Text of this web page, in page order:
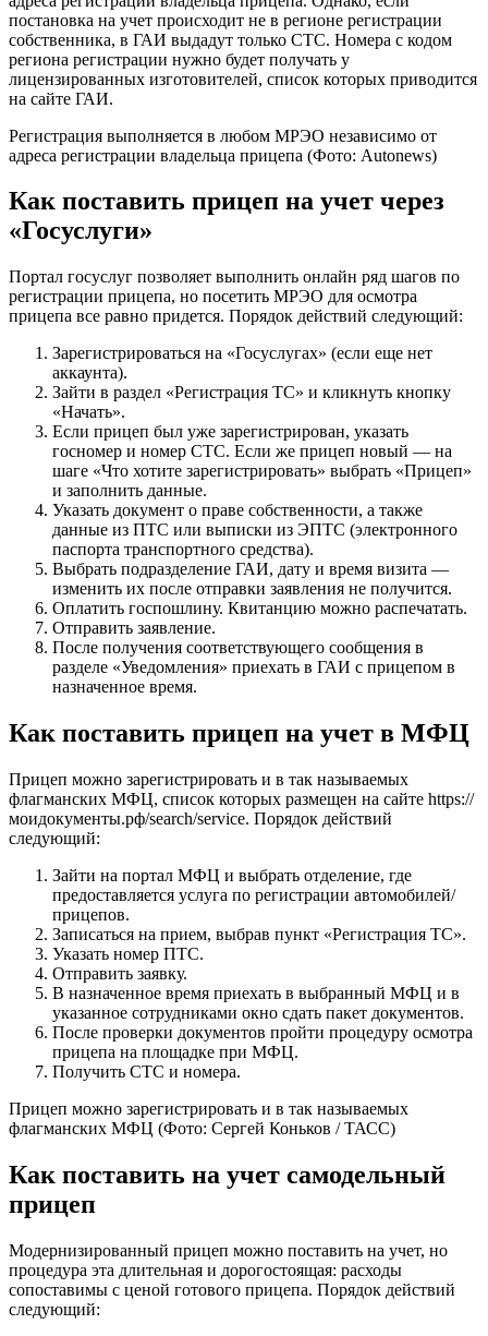
постановка на учет происходит не в регионе регистрации
собственника, в ГАИ выдадут только СТС. Номера с кодом
региона регистрации нужно будет получать у
лицензированных изготовителей, список которых приводится
на сайте ГАИ.
Регистрация выполняется в любом МРЭО независимо от
адреса регистрации владельца прицепа (Фото: Autonews)
Как поставить прицеп на учет через
«Госуслуги»
Портал госуслуг позволяет выполнить онлайн ряд шагов по
регистрации прицепа, но посетить МРЭО для осмотра
прицепа все равно придется. Порядок действий следующий:
Зарегистрироваться на «Госуслугах» (если еще нет
аккаунта).
Зайти в раздел «Регистрация ТС» и кликнуть кнопку
«Начать».
Если прицеп был уже зарегистрирован, указать
госномер и номер СТС. Если же прицеп новый — на
шаге «Что хотите зарегистрировать» выбрать «Прицеп»
и заполнить данные.
Указать документ о праве собственности, а также
данные из ПТС или выписки из ЭПТС (электронного
паспорта транспортного средства).
Выбрать подразделение ГАИ, дату и время визита —
изменить их после отправки заявления не получится.
Оплатить госпошлину. Квитанцию можно распечатать.
Отправить заявление.
После получения соответствующего сообщения в
разделе «Уведомления» приехать в ГАИ с прицепом в
назначенное время.
Как поставить прицеп на учет в МФЦ
Прицеп можно зарегистрировать и в так называемых
флагманских МФЦ, список которых размещен на сайте https://
моидокументы.рф/search/service. Порядок действий
следующий:
Зайти на портал МФЦ и выбрать отделение, где
предоставляется услуга по регистрации автомобилей/
прицепов.
Записаться на прием, выбрав пункт «Регистрация ТС».
Указать номер ПТС.
Отправить заявку.
В назначенное время приехать в выбранный МФЦ и в
указанное сотрудниками окно сдать пакет документов.
После проверки документов пройти процедуру осмотра
прицепа на площадке при МФЦ.
Получить СТС и номера.
Прицеп можно зарегистрировать и в так называемых
флагманских МФЦ (Фото: Сергей Коньков / ТАСС)
Как поставить на учет самодельный
прицеп
Модернизированный прицеп можно поставить на учет, но
процедура эта длительная и дорогостоящая: расходы
сопоставимы с ценой готового прицепа. Порядок действий
следующий: